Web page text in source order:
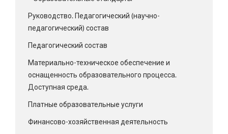
Руководство. Педагогический (научно-
педагогический) состав
Педагогический состав
Материально-техническое обеспечение и
оснащенность образовательного процесса.
Доступная среда.
Платные образовательные услуги
Финансово-хозяйственная деятельность